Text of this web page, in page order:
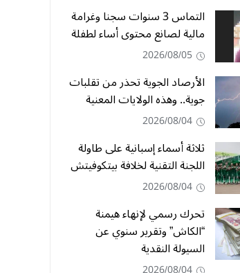
التماس 3 سنوات سجنا وغرامة
مالية لصانع محتوى أساء لطفلة
2026/08/05
الأرصاد الجوية تحذر من تقلبات
جوية.. وهذه الولايات المعنية
2026/08/04
ثلاثة أسماء إسبانية على طاولة
اللجنة التقنية لخلافة بيتكوفيتش
2026/08/04
تحرك رسمي لإنهاء هيمنة
“الكاش” وتقرير سنوي عن
السيولة النقدية